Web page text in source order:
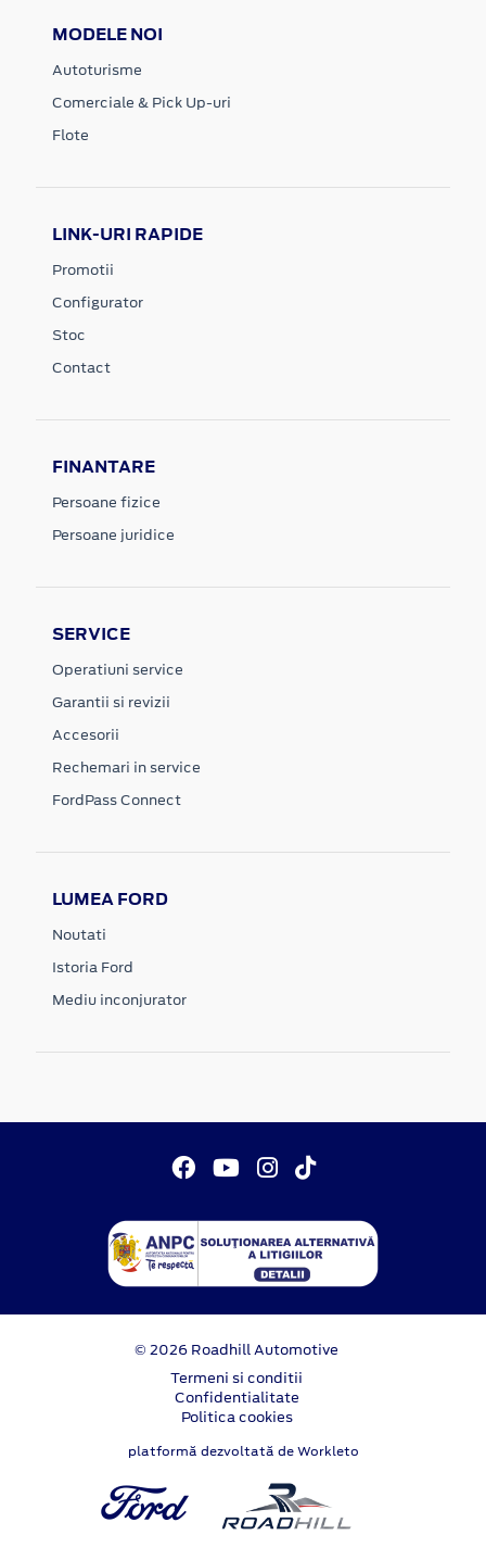
MODELE NOI
Autoturisme
Comerciale & Pick Up-uri
Flote
LINK-URI RAPIDE
Promotii
Configurator
Stoc
Contact
FINANTARE
Persoane fizice
Persoane juridice
SERVICE
Operatiuni service
Garantii si revizii
Accesorii
Rechemari in service
FordPass Connect
LUMEA FORD
Noutati
Istoria Ford
Mediu inconjurator
© 2026 Roadhill Automotive
Termeni si conditii
Confidentialitate
Politica cookies
platformă dezvoltată de Workleto